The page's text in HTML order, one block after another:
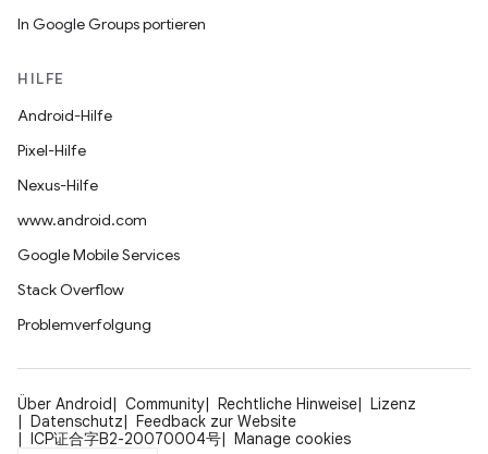
In Google Groups portieren
HILFE
Android-Hilfe
Pixel-Hilfe
Nexus-Hilfe
www.android.com
Google Mobile Services
Stack Overflow
Problemverfolgung
Über Android Community Rechtliche Hinweise
Lizenz
Datenschutz
Feedback zur Website
ICP证合字B2-20070004号
Manage cookies